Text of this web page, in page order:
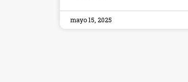
mayo 15, 2025